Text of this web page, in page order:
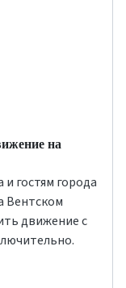
на
гостям города
Вентском
движение с